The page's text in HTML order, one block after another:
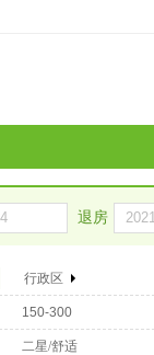
退房
行政区
150-300
二星/舒适